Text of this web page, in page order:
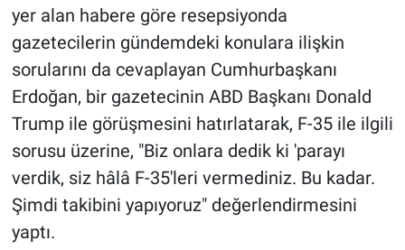
yer alan habere göre resepsiyonda
gazetecilerin gündemdeki konulara ilişkin
sorularını da cevaplayan Cumhurbaşkanı
Erdoğan, bir gazetecinin ABD Başkanı Donald
Trump ile görüşmesini hatırlatarak, F-35 ile ilgili
sorusu üzerine, "Biz onlara dedik ki 'parayı
verdik, siz hâlâ F-35'leri vermediniz. Bu kadar.
Şimdi takibini yapıyoruz" değerlendirmesini
yaptı.